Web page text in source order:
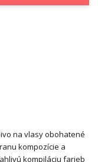
na vlasy obohatené
kompozície a
kompiláciu farieb